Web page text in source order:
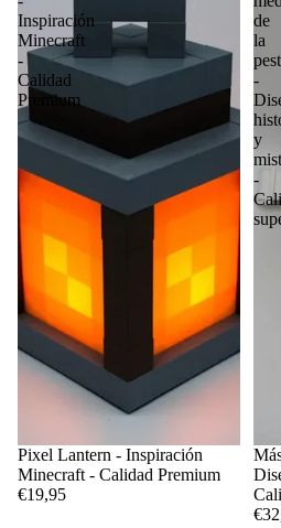
Inspiración
Minecraft
-
Calidad
Premium
Pixel Lantern - Inspiración
Minecraft - Calidad Premium
€19,95
de
la
-
y
-